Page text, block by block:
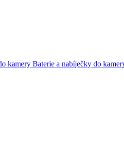
Baterie a nabíječky do